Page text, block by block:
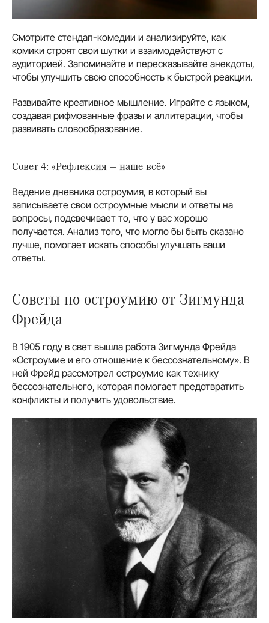
Смотрите стендап-комедии и анализируйте, как
комики строят свои шутки и взаимодействуют с
аудиторией. Запоминайте и пересказывайте анекдоты,
чтобы улучшить свою способность к быстрой реакции.
Развивайте креативное мышление. Играйте с языком,
создавая рифмованные фразы и аллитерации, чтобы
развивать словообразование.
Совет 4: «Рефлексия — наше всё»
Ведение дневника остроумия, в который вы
записываете свои остроумные мысли и ответы на
вопросы, подсвечивает то, что у вас хорошо
получается. Анализ того, что могло бы быть сказано
лучше, помогает искать способы улучшать ваши
ответы.
Советы по остроумию от Зигмунда
Фрейда
В 1905 году в свет вышла работа Зигмунда Фрейда
«Остроумие и его отношение к бессознательному». В
ней Фрейд рассмотрел остроумие как технику
бессознательного, которая помогает предотвратить
конфликты и получить удовольствие.